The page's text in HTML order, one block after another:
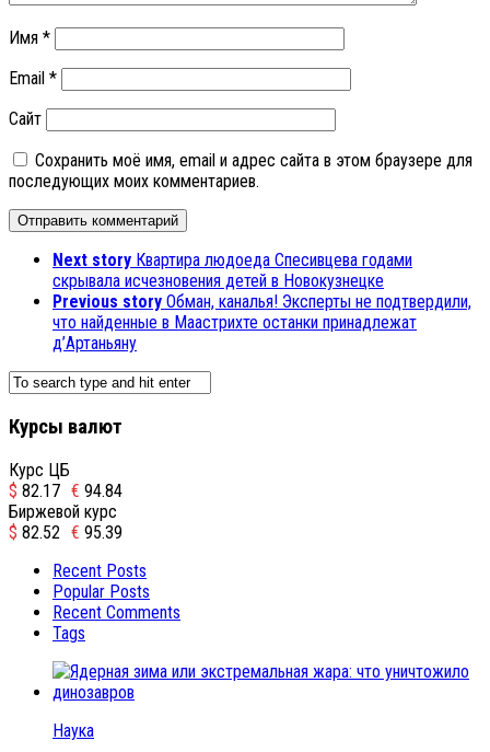
Имя *
Email *
Сайт
Сохранить моё имя, email и адрес сайта в этом браузере для
последующих моих комментариев.
Next story Квартира людоеда Спесивцева годами
скрывала исчезновения детей в Новокузнецке
Previous story Обман, каналья! Эксперты не подтвердили,
что найденные в Маастрихте останки принадлежат
д’Артаньяну
Курсы валют
Курс ЦБ
$ 82.17 € 94.84
Биржевой курс
$ 82.52 € 95.39
Recent Posts
Popular Posts
Recent Comments
Tags
Наука